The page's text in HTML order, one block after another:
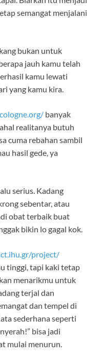
semangat menjalani
bukan untuk
jauh kamu telah
kamu lewati
yang kamu kira.
banyak
realitanya butuh
cuma rebahan sambil
hasil gede, ya
serius. Kadang
sebentar, atau
obat terbaik buat
bikin lo gagal kok.
project/
tinggi, tapi kaki tetap
menarikmu untuk
terjal dan
dan tempel di
sederhana seperti
bisa jadi
mulai menurun.